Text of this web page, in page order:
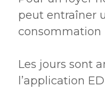
peut entraîner
consommation
Les jours sont
l’application